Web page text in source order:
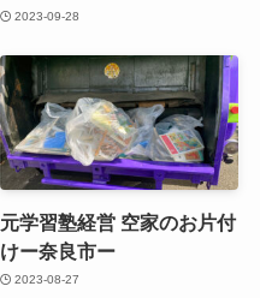
2023-09-28
元学習塾経営 空家のお片付
けー奈良市ー
2023-08-27